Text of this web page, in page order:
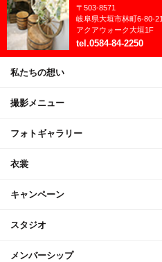
2021年5月
2021年4月
2021年3月
2020年11月
2020年10月
2020年9月
〒 503-8571
岐阜県大垣市林町6-80-21
アクアウォーク大垣1F
tel .0584-84-2250
私たちの想い
撮影メニュー
フォトギャラリー
衣裳
キャンペーン
スタジオ
メンバーシップ